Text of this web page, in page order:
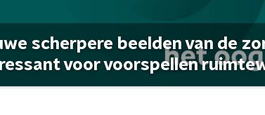
scherpere beelden van de
voor voorspellen